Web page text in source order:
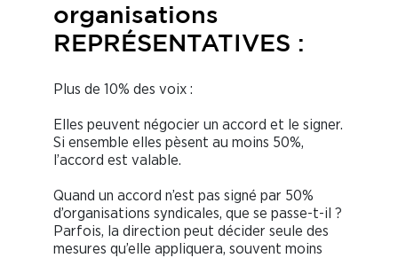
organisations
REPRÉSENTATIVES :
Plus de 10% des voix :
Elles peuvent négocier un accord et le signer.
Si ensemble elles pèsent au moins 50%,
l’accord est valable.
Quand un accord n’est pas signé par 50%
d’organisations syndicales, que se passe-t-il ?
Parfois, la direction peut décider seule des
mesures qu’elle appliquera, souvent moins